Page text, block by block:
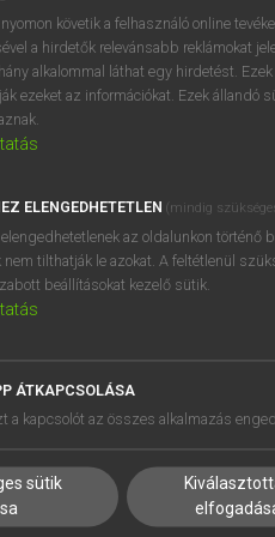
SÚGÓ
RÓLUNK
SÜTI BEÁLLÍTÁSOK
követik a felhasználó online
a hirdetők relevánsabb reklámokat
alkalommal láthat egy hirdetést.
ezeket az információkat. Ezek állandó
ELENGEDHETETLEN (mindig
az oldalunkon történő
nem tilthatják le azokat. A feltétlenül
beállításokat kezelő sütik.
ÁTKAPCSOLÁSA
a kapcsolót az összes alkalmazás
sütik